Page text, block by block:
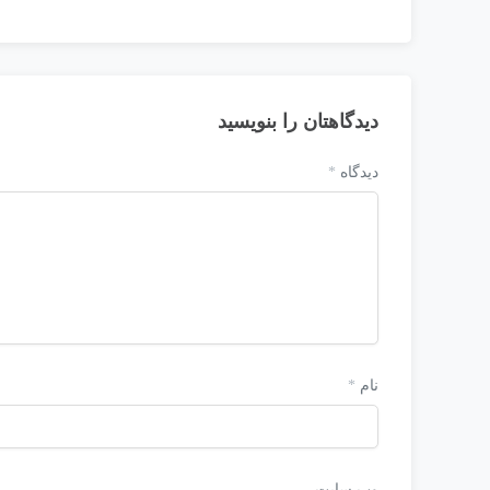
دیدگاهتان را بنویسید
دیدگاه *
نام *